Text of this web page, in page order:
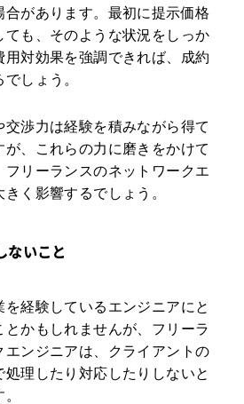
合があります。最初に提示価格
ても、そのような状況をしっか
用対効果を強調できれば、成約
しょう。
交渉力は経験を積みながら得て
が、これらの力に磨きをかけて
フリーランスのネットワークエ
く影響するでしょう。
ないこと
経験しているエンジニアにと
とかもしれませんが、フリーラ
エンジニアは、クライアントの
理したり対応したりしないと